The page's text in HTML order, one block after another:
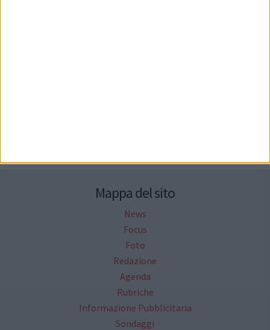
Mappa del sito
News
Focus
Foto
Redazione
Agenda
Rubriche
Informazione Pubblicitaria
Sondaggi